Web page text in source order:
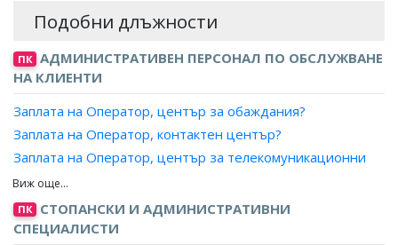
Подобни длъжности
ПК АДМИНИСТРАТИВЕН ПЕРСОНАЛ ПО ОБСЛУЖВАНЕ
НА КЛИЕНТИ
Заплата на Оператор, център за обаждания?
Заплата на Оператор, контактен център?
Заплата на Оператор, център за телекомуникационни
услуги?
Заплата на Специалист, телефон на зрителя?
Заплата на Информатор, пътническо обслужване?
ПК СТОПАНСКИ И АДМИНИСТРАТИВНИ
СПЕЦИАЛИСТИ